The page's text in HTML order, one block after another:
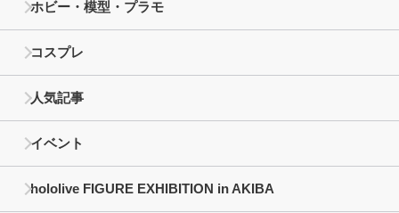
ホビー・模型・プラモ
コスプレ
人気記事
イベント
hololive FIGURE EXHIBITION in AKIBA